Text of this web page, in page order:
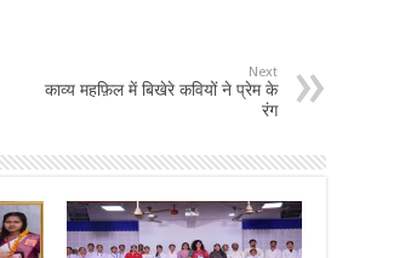
Next
काव्य महफ़िल में बिखेरे कवियों ने प्रेम के
रंग